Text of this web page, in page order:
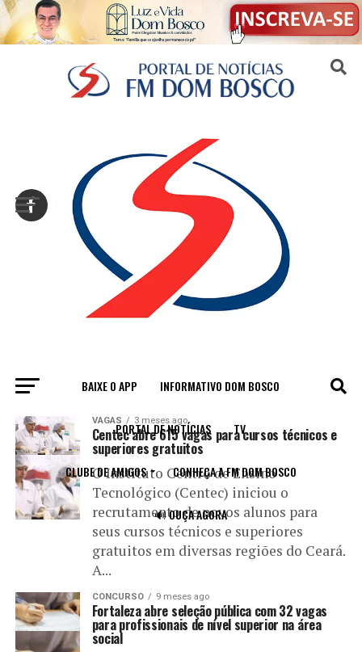
BAIXE O APP INFORMATIVO DOM BOSCO
PORTAL DE NOTÍCIAS TV
CLUBE DE AMIGOS CONHEÇA A FM DOM BOSCO
🔊 OUÇA AGORA
All posts tagged "nível superior"
VAGAS 3 meses ago
Centec abre 615 vagas para cursos técnicos e
superiores gratuitos
O Instituto Centro de Ensino
Tecnológico (Centec) iniciou o
recrutamento de novos alunos para
seus cursos técnicos e superiores
gratuitos em diversas regiões do Ceará.
A...
CONCURSO 9 meses ago
Fortaleza abre seleção pública com 32 vagas
para profissionais de nível superior na área
social
Sair da versão mobile